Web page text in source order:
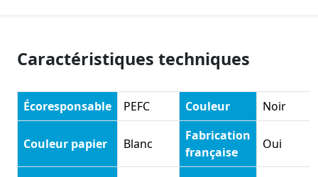
Caractéristiques techniques
Écoresponsable PEFC Couleur Noir
Couleur papier Blanc
Fabrication
française
Oui